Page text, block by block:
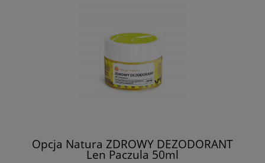
Opcja Natura ZDROWY DEZODORANT
Len Paczula 50ml